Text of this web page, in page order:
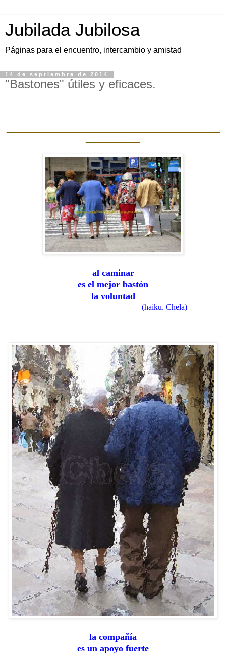
Jubilada Jubilosa
Páginas para el encuentro, intercambio y amistad
14 de septiembre de 2014
"Bastones" útiles y eficaces.
al caminar
es el mejor bastón
la voluntad
(haiku. Chela)
la compañía
es un apoyo fuerte